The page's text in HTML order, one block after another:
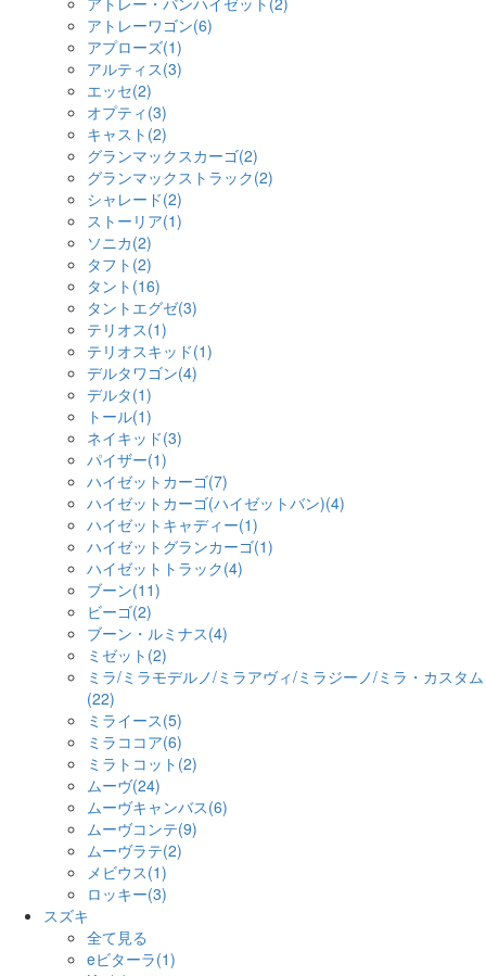
アトレーワゴン(6)
アプローズ(1)
アルティス(3)
エッセ(2)
オプティ(3)
キャスト(2)
グランマックスカーゴ(2)
グランマックストラック(2)
シャレード(2)
ストーリア(1)
ソニカ(2)
タフト(2)
タント(16)
タントエグゼ(3)
テリオス(1)
テリオスキッド(1)
デルタワゴン(4)
デルタ(1)
トール(1)
ネイキッド(3)
パイザー(1)
ハイゼットカーゴ(7)
ハイゼットカーゴ(ハイゼットバン)(4)
ハイゼットキャディー(1)
ハイゼットグランカーゴ(1)
ハイゼットトラック(4)
ブーン(11)
ビーゴ(2)
ブーン・ルミナス(4)
ミゼット(2)
ミラ/ミラモデルノ/ミラアヴィ/ミラジーノ/ミラ・カスタム
(22)
ミライース(5)
ミラココア(6)
ミラトコット(2)
ムーヴ(24)
ムーヴキャンバス(6)
ムーヴコンテ(9)
ムーヴラテ(2)
メビウス(1)
ロッキー(3)
スズキ
全て見る
eビターラ(1)